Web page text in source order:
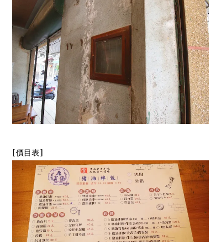
[價目表]